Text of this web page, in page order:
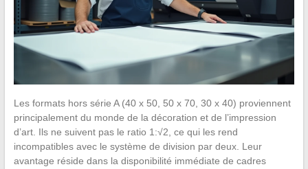
Les formats hors série A (40 x 50, 50 x 70, 30 x 40) proviennent
principalement du monde de la décoration et de l’impression
d’art. Ils ne suivent pas le ratio 1:√2, ce qui les rend
incompatibles avec le système de division par deux. Leur
avantage réside dans la disponibilité immédiate de cadres